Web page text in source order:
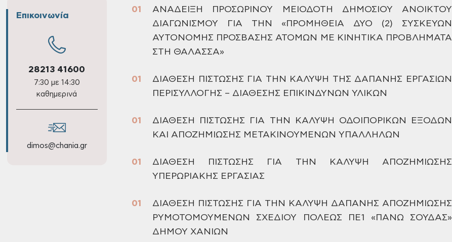
Επικοινωνία
28213 41600
7:30 με 14:30
καθημερινά
dimos@chania.gr
ΑΝΑΔΕΙΞΗ
ΠΡΟΣΩΡΙΝΟΥ ΜΕΙΟΔΟΤΗ ΔΗΜΟΣΙΟΥ ΑΝΟΙΚΤΟΥ
ΔΙΑΓΩΝΙΣΜΟΥ ΓΙΑ ΤΗΝ «ΠΡΟΜΗΘΕΙΑ ΔΥΟ (2) ΣΥΣΚΕΥΩΝ
ΑΥΤΟΝΟΜΗΣ ΠΡΟΣΒΑΣΗΣ ΑΤΟΜΩΝ
ΜΕ ΚΙΝΗΤΙΚΑ ΠΡΟΒΛΗΜΑΤΑ
ΣΤΗ ΘΑΛΑΣΣΑ»
ΔΙΑΘΕΣΗ ΠΙΣΤΩΣΗΣ ΓΙΑ ΤΗΝ ΚΑΛΥΨΗ ΤΗΣ ΔΑΠΑΝΗΣ ΕΡΓΑΣΙΩΝ
ΠΕΡΙΣΥΛΛΟΓΗΣ – ΔΙΑΘΕΣΗΣ ΕΠΙΚΙΝΔΥΝΩΝ ΥΛΙΚΩΝ
ΔΙΑΘΕΣΗ ΠΙΣΤΩΣΗΣ ΓΙΑ ΤΗΝ ΚΑΛΥΨΗ ΟΔΟΙΠΟΡΙΚΩΝ
ΕΞΟΔΩΝ
ΚΑΙ ΑΠΟΖΗΜΙΩΣΗΣ ΜΕΤΑΚΙΝΟΥΜΕΝΩΝ ΥΠΑΛΛΗΛΩΝ
ΔΙΑΘΕΣΗ
ΠΙΣΤΩΣΗΣ ΓΙΑ ΤΗΝ ΚΑΛΥΨΗ ΑΠΟΖΗΜΙΩΣΗΣ
ΥΠΕΡΩΡΙΑΚΗΣ ΕΡΓΑΣΙΑΣ
ΔΙΑΘΕΣΗ ΠΙΣΤΩΣΗΣ ΓΙΑ ΤΗΝ ΚΑΛΥΨΗ ΔΑΠΑΝΗΣ ΑΠΟΖΗΜΙΩΣΗΣ
ΡΥΜΟΤΟΜΟΥΜΕΝΩΝ ΣΧΕΔΙΟΥ ΠΟΛΕΩΣ ΠΕ1 «ΠΑΝΩ ΣΟΥΔΑΣ»
ΔΗΜΟΥ ΧΑΝΙΩΝ